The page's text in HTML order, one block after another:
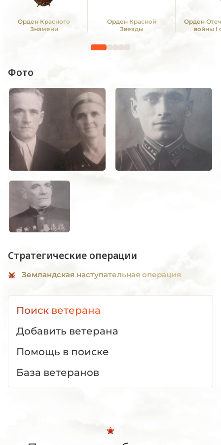
Орден Красного
Знамени
Орден Красной
Звезды
Орден
войны I
Фото
Стратегические операции
Земландская наступательная операция
Поиск ветерана
Добавить ветерана
Помощь в поиске
База ветеранов